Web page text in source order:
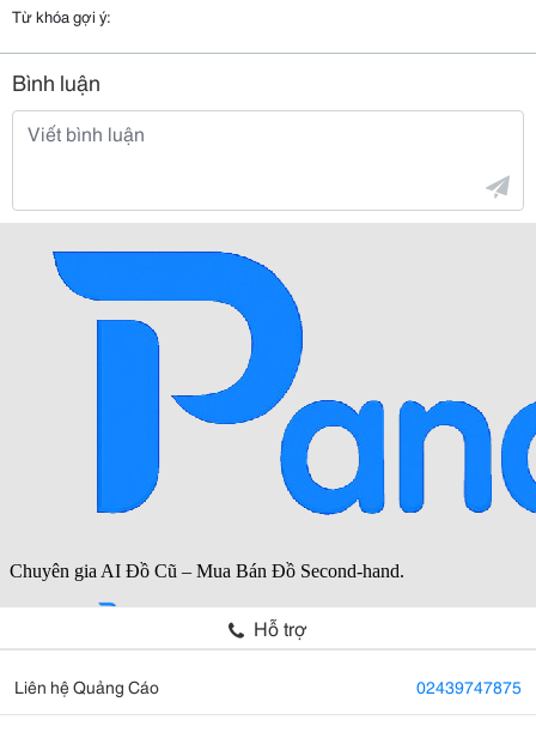
Từ khóa gợi ý:
Bình luận
Hỗ trợ
Liên hệ Quảng Cáo 02439747875